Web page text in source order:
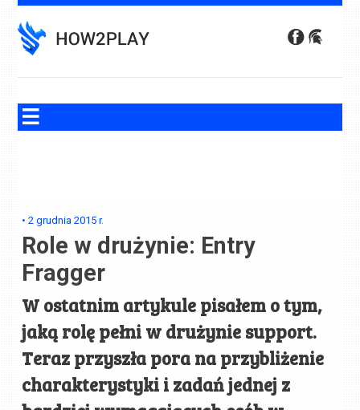
to
content
•2 grudnia 2015 r.
Role w drużynie: Entry
Fragger
W ostatnim artykule pisałem o tym,
jaką rolę pełni w drużynie support.
Teraz przyszła pora na przybliżenie
charakterystyki i zadań jednej z